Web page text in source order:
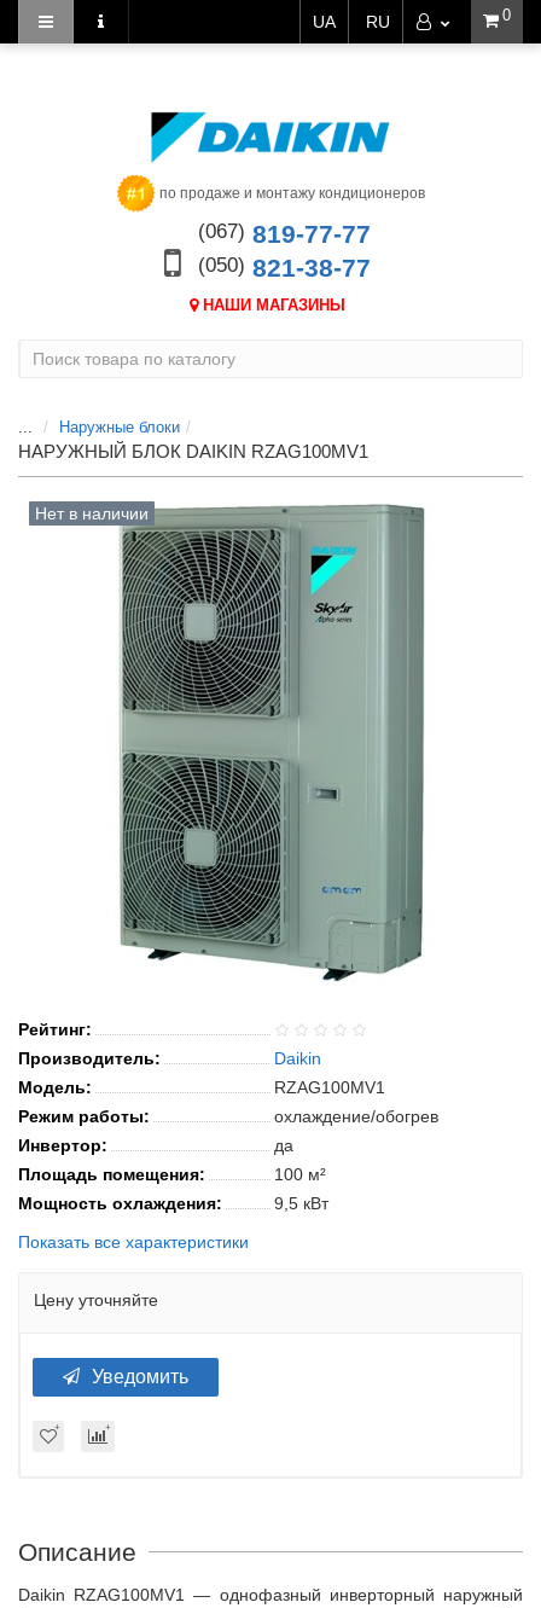
0
UA RU
по продаже и монтажу кондиционеров
(067) 819-77-77
(050) 821-38-77
НАШИ МАГАЗИНЫ
... Наружные блоки
НАРУЖНЫЙ БЛОК DAIKIN RZAG100MV1
Нет в наличии
Рейтинг:
Производитель:
Daikin
Модель:
RZAG100MV1
Режим работы:
охлаждение/обогрев
Инвертор:
да
Площадь помещения:
100 м²
Мощность охлаждения:
9,5 кВт
Показать все характеристики
Цену уточняйте
Уведомить
Описание
Daikin RZAG100MV1 — однофазный инверторный наружный